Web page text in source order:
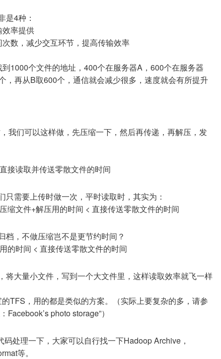
是4种：
率提供
数，减少交互环节，提高传输效率
1000个文件的地址，400个在服务器A，600个在服务器
，再从B取600个，通信就会减少很多，速度就会有所提升
我们可以这样做，先压缩一下，然后再传递，再解压，发
接读取并传送零散文件的时间
需要上传时做一次，平时读取时，其实为：
缩文件+解压用的时间 < 直接传送零散文件的时间
档，不做压缩岂不是更节约时间？
的时间 < 直接传送零散文件的时间
将大量小文件，写到一个大文件里，这样读取效率就飞一样
TFS，用的都是类似的方案。（实际上要复杂的多，请参
photo storage”）
处理一下，大家可以自行找一下Hadoop Archive，
等。